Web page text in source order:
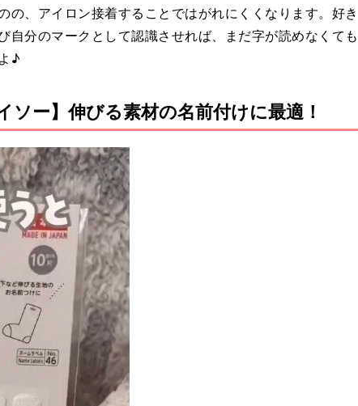
の、アイロン接着することではがれにくくなります。好き
自分のマークとして認識させれば、まだ字が読めなくても
♪
ソー】伸びる素材の名前付けに最適！